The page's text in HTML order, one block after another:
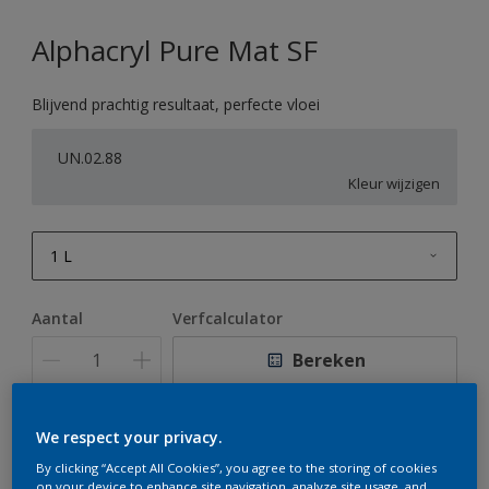
Alphacryl Pure Mat SF
Blijvend prachtig resultaat, perfecte vloei
UN.02.88
Kleur wijzigen
1 L
Aantal Verfcalculator
Bereken
Op dit moment is het niet mogelijk dit product online
te bestellen. Houd de website in de gaten, we werken
We respect your privacy.
By clicking “Accept All Cookies”, you agree to the storing of cookies
on your device to enhance site navigation, analyze site usage, and